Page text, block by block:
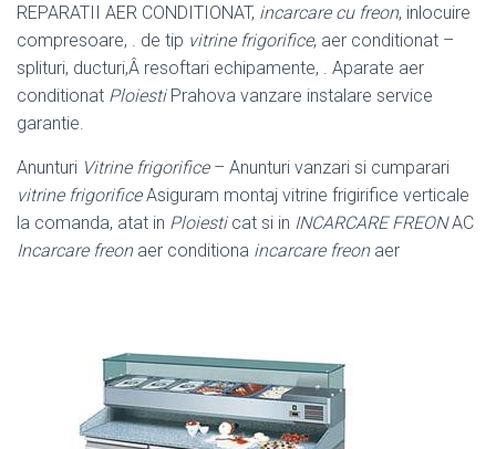
REPARATII AER CONDITIONAT, incarcare cu freon, inlocuire
compresoare, . de tip vitrine frigorifice, aer conditionat –
splituri, ducturi,Â resoftari echipamente, . Aparate aer
conditionat PloiestiPrahova vanzare instalare service
garantie.
Anunturi Vitrine frigorifice– Anunturi vanzari si cumparari
vitrine frigorificeAsiguram montaj vitrine frigirifice verticale
la comanda, atat in Ploiesticat si in INCARCARE FREONAC
Incarcare freonaer conditiona incarcare freonaer